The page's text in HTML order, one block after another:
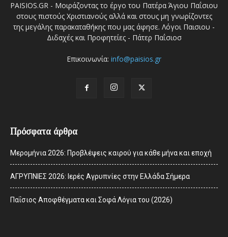
PAISIOS.GR - Μοιράζοντας το έργο του Πατέρα Άγιου Παΐσιου
στους πιστούς Χριστιανούς αλλά και στους μη γνωρίζοντες
της μεγάλης παρακαταθήκης που μας άφησε. Λόγοι Παισιου -
Διδαχές και Προφητείες - Πάτερ Παΐσιοσ
Επικοινωνία: info@paisios.gr
Πρόσφατα άρθρα
Μερομήνια 2026: Προβλέψεις καιρού για κάθε μήνα και εποχή
ΑΓΡΥΠΝΙΕΣ 2026: Ιερές Αγρυπνίες στην Ελλάδα Σήμερα
Παΐσιος Αποφθέγματα και Σοφά Λόγια του (2026)